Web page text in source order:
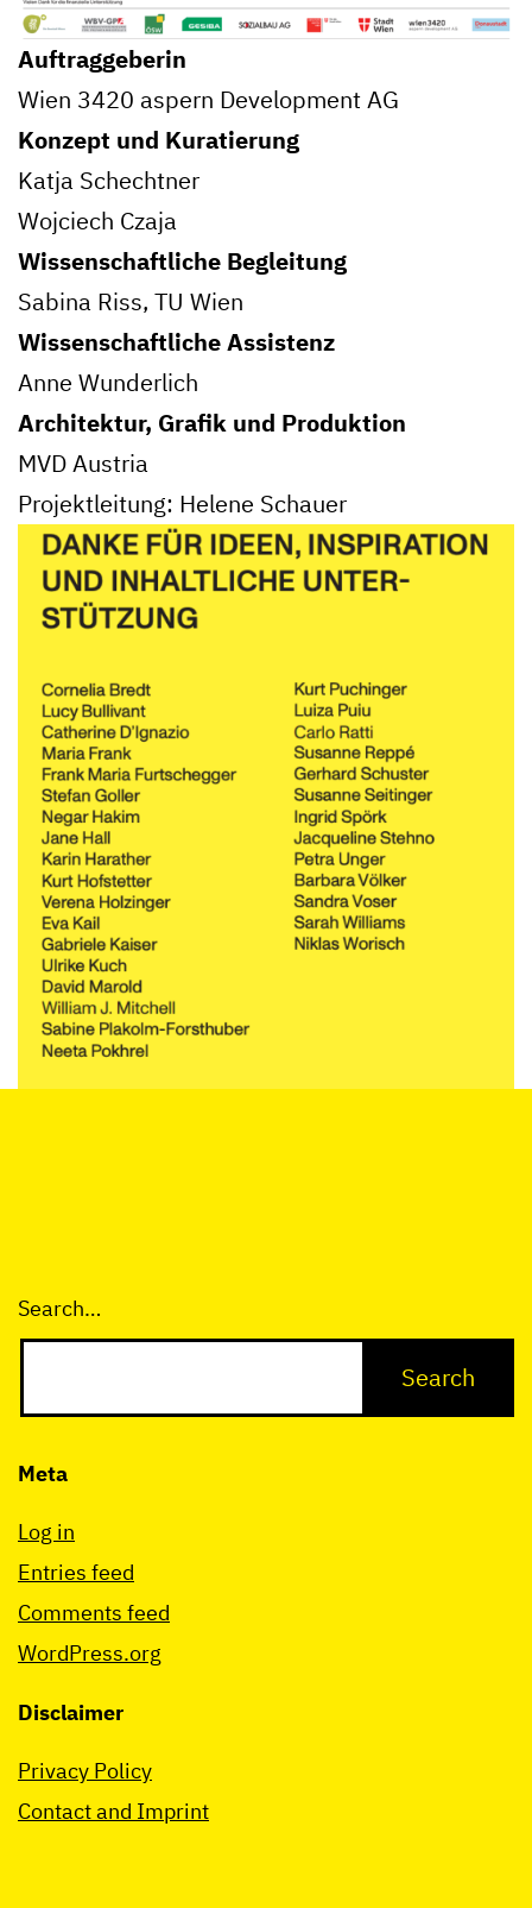
Auftraggeberin
Wien 3420 aspern Development AG
Konzept und Kuratierung
Katja Schechtner
Wojciech Czaja
Wissenschaftliche Begleitung
Sabina Riss, TU Wien
Wissenschaftliche Assistenz
Anne Wunderlich
Architektur, Grafik und Produktion
MVD Austria
Projektleitung: Helene Schauer
Search…
Meta
Log in
Entries feed
Comments feed
WordPress.org
Disclaimer
Privacy Policy
Contact and Imprint